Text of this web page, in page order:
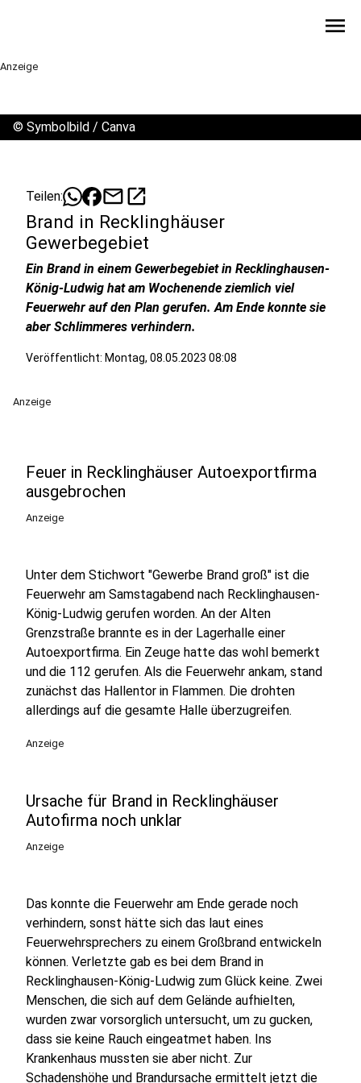
menu
Anzeige
© Symbolbild / Canva
Teilen: mailopen_in_new
Brand in Recklinghäuser
Gewerbegebiet
Ein Brand in einem Gewerbegebiet in Recklinghausen-
König-Ludwig hat am Wochenende ziemlich viel
Feuerwehr auf den Plan gerufen. Am Ende konnte sie
aber Schlimmeres verhindern.
Veröffentlicht: Montag, 08.05.2023 08:08
Anzeige
Feuer in Recklinghäuser Autoexportfirma
ausgebrochen
Anzeige
Unter dem Stichwort "Gewerbe Brand groß" ist die
Feuerwehr am Samstagabend nach Recklinghausen-
König-Ludwig gerufen worden. An der Alten
Grenzstraße brannte es in der Lagerhalle einer
Autoexportfirma. Ein Zeuge hatte das wohl bemerkt
und die 112 gerufen. Als die Feuerwehr ankam, stand
zunächst das Hallentor in Flammen. Die drohten
allerdings auf die gesamte Halle überzugreifen.
Anzeige
Ursache für Brand in Recklinghäuser
Autofirma noch unklar
Anzeige
Das konnte die Feuerwehr am Ende gerade noch
verhindern, sonst hätte sich das laut eines
Feuerwehrsprechers zu einem Großbrand entwickeln
können. Verletzte gab es bei dem Brand in
Recklinghausen-König-Ludwig zum Glück keine. Zwei
Menschen, die sich auf dem Gelände aufhielten,
wurden zwar vorsorglich untersucht, um zu gucken,
dass sie keine Rauch eingeatmet haben. Ins
Krankenhaus mussten sie aber nicht. Zur
Schadenshöhe und Brandursache ermittelt jetzt die